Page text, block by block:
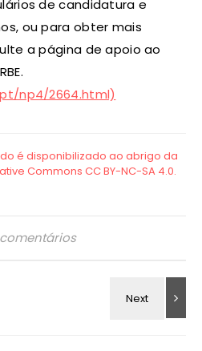
de candidatura e
ou para obter mais
a página de apoio ao
np4/2664.html)